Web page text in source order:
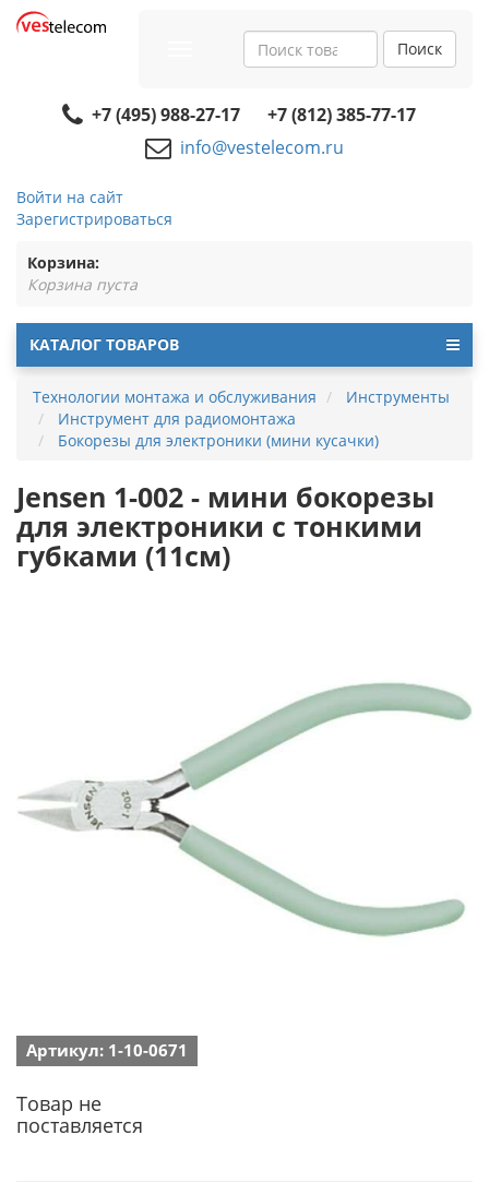
navigation
Поиск
+7 (495) 988-27-17
+7 (812) 385-77-17
info@vestelecom.ru
Войти на сайт
Зарегистрироваться
Корзина:
Корзина пуста
КАТАЛОГ ТОВАРОВ
Технологии монтажа и обслуживания
Инструменты
Инструмент для радиомонтажа
Бокорезы для электроники (мини кусачки)
Jensen 1-002 - мини бокорезы
для электроники с тонкими
губками (11см)
Артикул: 1-10-0671
Товар не
поставляется